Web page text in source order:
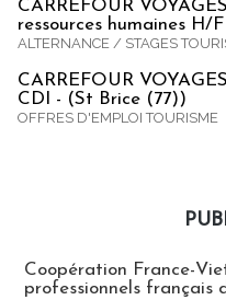
CARREFOUR
ressources humaines H/
ALTERNANCE / STAGES
CARREFOUR
CDI - (St Brice (77))
OFFRES D'EMPLOI TOURISME
Coopération France-
professionnels français